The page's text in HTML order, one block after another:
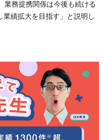
業務提携関係は今後も続ける
績拡大を目指す」と説明し